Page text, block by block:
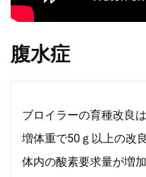
腹水症
ブロイラーの育種改良
増体重で50ｇ以上の改
体内の酸素要求量が増